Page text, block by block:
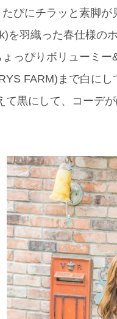
びにチラッと素脚
を羽織った春仕様
っぴりボリューミ
FARM)まで白に
て黒にして、コーデ